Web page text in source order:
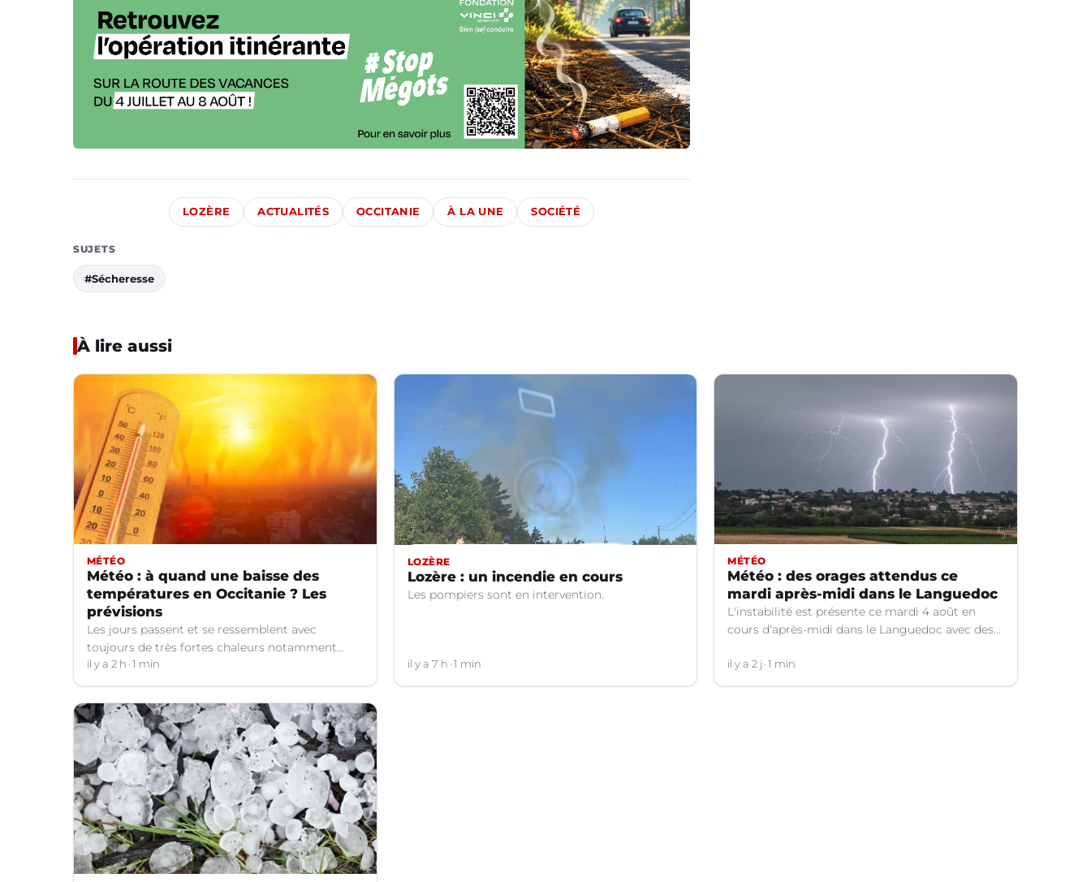
LOZÈRE ACTUALITÉS OCCITANIE À LA UNE SOCIÉTÉ
SUJETS
#Sécheresse
À lire aussi
MÉTÉO
Météo : à quand une baisse des
températures en Occitanie ? Les
prévisions
Les jours passent et se ressemblent avec
toujours de très fortes chaleurs notamment
dans le Languedoc. Jusqu’à quand ?
il y a 2 h 1 min
LOZÈRE
Lozère : un incendie en cours
Les pompiers sont en intervention.
il y a 7 h 1 min
MÉTÉO
Météo : des orages attendus ce
mardi après-midi dans le Languedoc
L'instabilité est présente ce mardi 4 août en
cours d'après-midi dans le Languedoc avec des
il y a 2 j 1 min